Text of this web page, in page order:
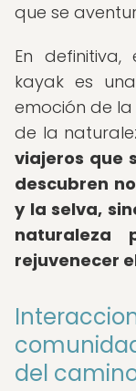
que se
En
kayak es
emoción de
de la
viajeros que
descubren
y la selva,
naturaleza
rejuvenecer
del